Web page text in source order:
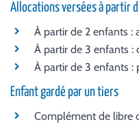
Allocations versées à partir
À partir de 2 enfants :
À partir de 3 enfants
À partir de 3 enfants :
Enfant gardé par un tiers
Complément de libre